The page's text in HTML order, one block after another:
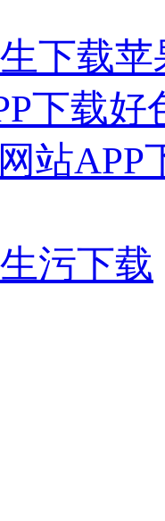
下载
下载好
站APP
污下载